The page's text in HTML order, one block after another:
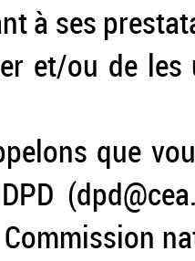
à ses
et/ou de
que